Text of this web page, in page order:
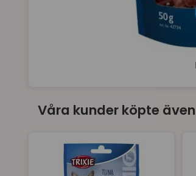
Våra kunder köpte även